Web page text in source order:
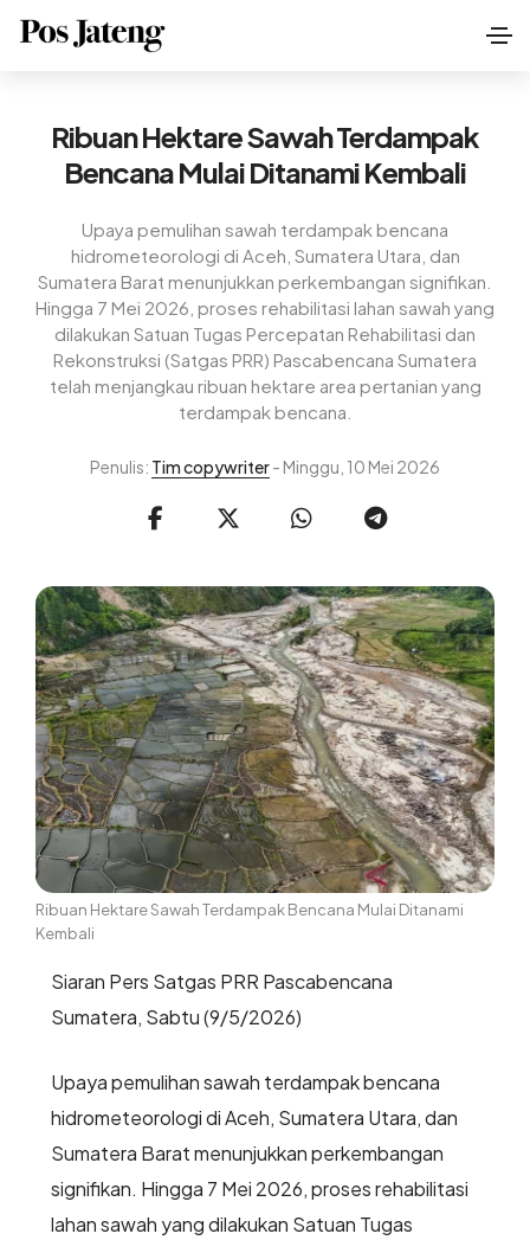
Ribuan Hektare Sawah Terdampak
Bencana Mulai Ditanami Kembali
Upaya pemulihan sawah terdampak bencana
hidrometeorologi di Aceh, Sumatera Utara, dan
Sumatera Barat menunjukkan perkembangan signifikan.
Hingga 7 Mei 2026, proses rehabilitasi lahan sawah yang
dilakukan Satuan Tugas Percepatan Rehabilitasi dan
Rekonstruksi (Satgas PRR) Pascabencana Sumatera
telah menjangkau ribuan hektare area pertanian yang
terdampak bencana.
Penulis: Tim copywriter- Minggu, 10 Mei 2026
Ribuan Hektare Sawah Terdampak Bencana Mulai Ditanami
Kembali
Siaran Pers Satgas PRR Pascabencana
Sumatera, Sabtu (9/5/2026)
Upaya pemulihan sawah terdampak bencana
hidrometeorologi di Aceh, Sumatera Utara, dan
Sumatera Barat menunjukkan perkembangan
signifikan. Hingga 7 Mei 2026, proses rehabilitasi
lahan sawah yang dilakukan Satuan Tugas